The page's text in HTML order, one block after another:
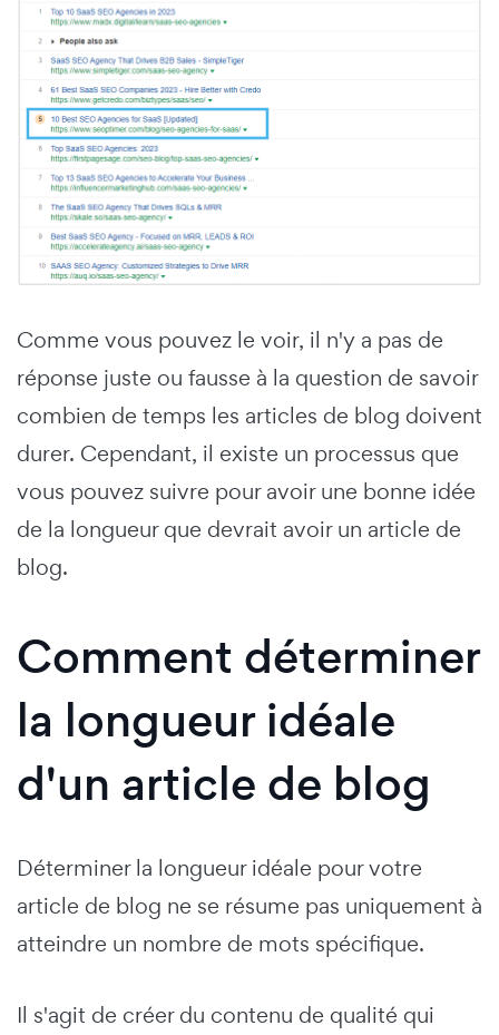
Comme vous pouvez le voir, il n'y a pas de
réponse juste ou fausse à la question de savoir
combien de temps les articles de blog doivent
durer. Cependant, il existe un processus que
vous pouvez suivre pour avoir une bonne idée
de la longueur que devrait avoir un article de
blog.
Comment déterminer
la longueur idéale
d'un article de blog
Déterminer la longueur idéale pour votre
article de blog ne se résume pas uniquement à
atteindre un nombre de mots spécifique.
Il s'agit de créer du contenu de qualité qui